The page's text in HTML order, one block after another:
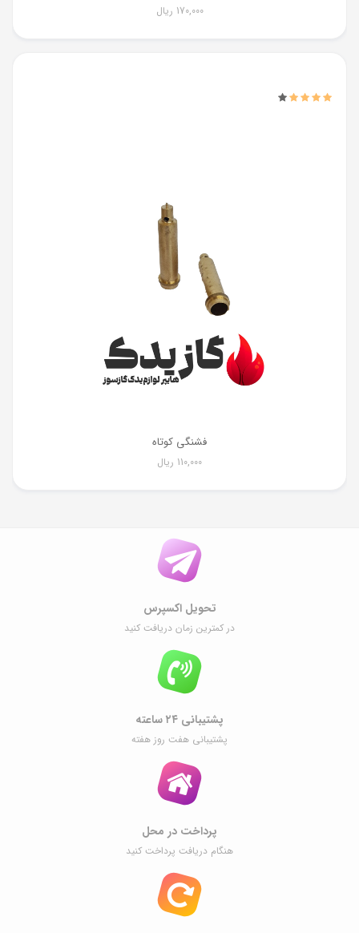
170,000 ریال
فشنگی کوتاه
110,000 ریال
تحویل اکسپرس
در کمترین زمان دریافت کنید
پشتیبانی ۲۴ ساعته
پشتیبانی هفت روز هفته
پرداخت در محل
هنگام دریافت پرداخت کنید